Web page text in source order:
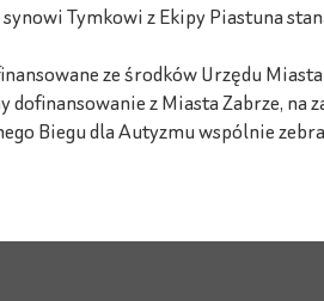
Tymkowi z Ekipy Piastuna
ze środków Urzędu
z Miasta Zabrze, na
Biegu dla Autyzmu wspólnie